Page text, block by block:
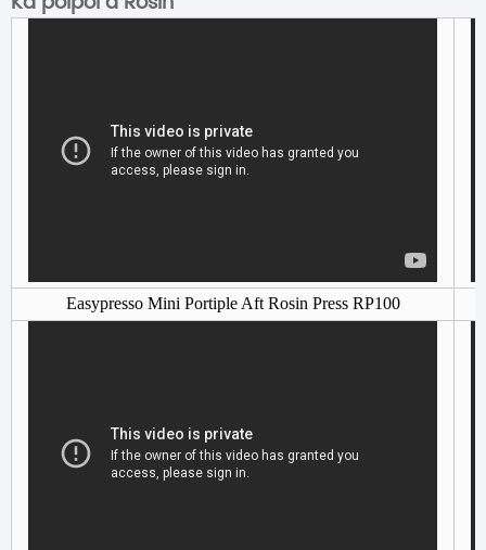
Easypresso Mini Portiple Aft Rosin Press RP100